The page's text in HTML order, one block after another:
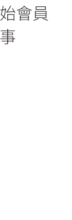
會員